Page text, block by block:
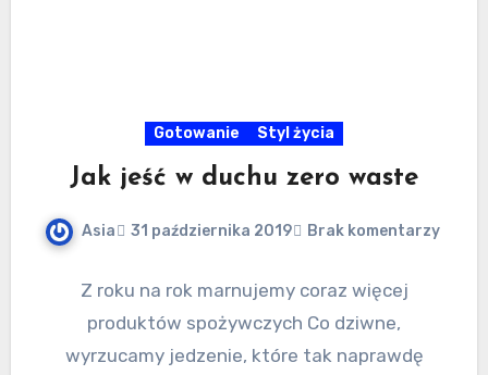
Gotowanie Styl życia
Jak jeść w duchu zero waste
Asia 31 października 2019 Brak komentarzy
Z roku na rok marnujemy coraz więcej
produktów spożywczych Co dziwne,
wyrzucamy jedzenie, które tak naprawdę